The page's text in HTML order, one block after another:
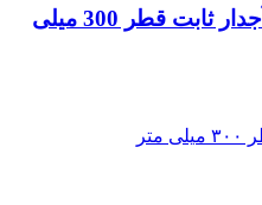
چرخ پاترولی آهنی لاستیکی آجدار ثابت قطر 300 میلی